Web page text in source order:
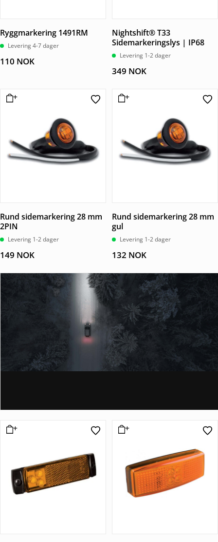
Ryggmarkering 1491RM
Levering 4-7 dager
110 NOK
Nightshift® T33
Sidemarkeringslys | IP68
Levering 1-2 dager
349 NOK
Rund sidemarkering 28 mm
2PIN
Levering 1-2 dager
149 NOK
Rund sidemarkering 28 mm
gul
Levering 1-2 dager
132 NOK